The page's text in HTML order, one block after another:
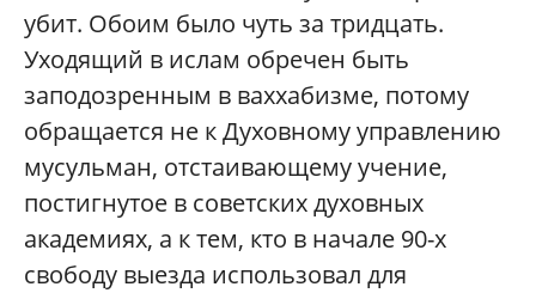
убит. Обоим было чуть за тридцать.
Уходящий в ислам обречен быть
заподозренным в ваххабизме, потому
обращается не к Духовному управлению
мусульман, отстаивающему учение,
постигнутое в советских духовных
академиях, а к тем, кто в начале 90-х
свободу выезда использовал для